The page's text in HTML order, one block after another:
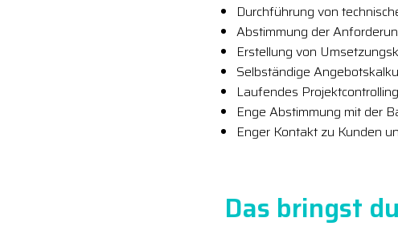
Durchführung von
Abstimmung der
Erstellung von
Selbständige
Laufendes
Enge Abstimmung mit der
Enger Kontakt zu Kunden
Das bringst